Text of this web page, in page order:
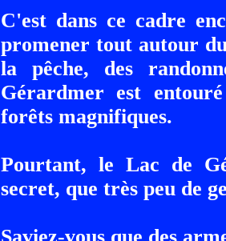
C'est dans ce cadre
promener tout autour
la pêche, des
Gérardmer est
forêts magnifiques.
Pourtant, le Lac de
secret, que très peu de